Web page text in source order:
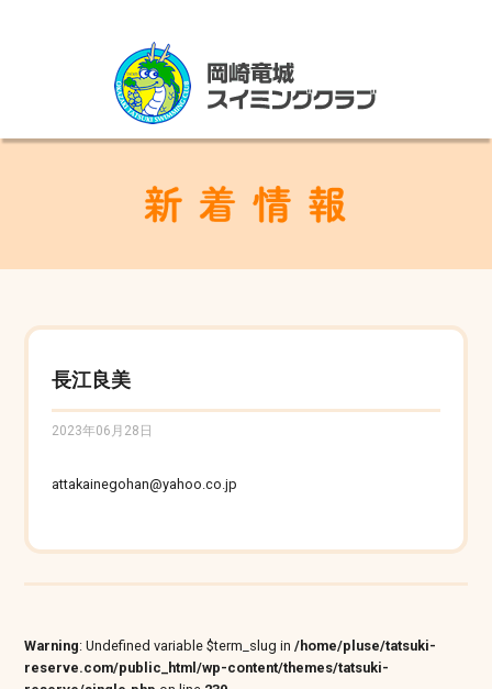
長江良美
2023年06月28日
attakainegohan@yahoo.co.jp
Warning: Undefined variable $term_slug in/home/pluse/tatsuki-
reserve.com/public_html/wp-content/themes/tatsuki-